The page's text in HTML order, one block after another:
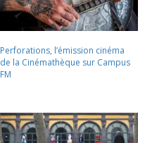
Perforations, l’émission cinéma
de la Cinémathèque sur Campus
FM